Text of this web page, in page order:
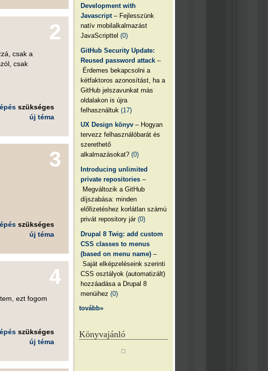
2
csak a
csak
szükséges
új téma
3
szükséges
új téma
4
ezt fogom
szükséges
új téma
Development with
Javascript – Fejlesszünk
natív mobilalkalmazást
JavaScripttel(0)
GitHub Security Update:
Reused password attack –
Érdemes bekapcsolni a
kétfaktoros azonosítást, ha a
GitHub jelszavunkat más
oldalakon is újra
felhasználtuk(17)
UX Design könyv – Hogyan
tervezz felhasználóbarát és
szerethető
alkalmazásokat?(0)
Introducing unlimited
private repositories –
Megváltozik a GitHub
díjszabása: minden
előfizetéshez korlátlan számú
privát repository jár(0)
Drupal 8 Twig: add custom
CSS classes to menus
(based on menu name) –
Saját elképzeléseink szerinti
CSS osztályok (automatizált)
hozzáadása a Drupal 8
menüihez(0)
tovább»
Könyvajánló